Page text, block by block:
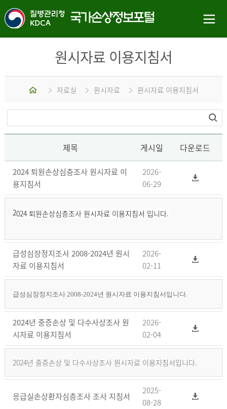
원시자료 이용지침서
홈 자료실 원시자료 원시자료 이용지침서
제목 게시일 다운로드
2024 퇴원손상심층조사 원시자료 이
용지침서
2026-
06-29
2024 퇴원손상심층조사 원시자료 이용지침서 입니다.
급성심장정지조사 2008-2024년 원시
자료 이용지침서
2026-
02-11
급성심장정지조사 2008-2024년 원시자료 이용지침서입니다.
2024년 중증손상 및 다수사상조사 원
시자료 이용지침서
2026-
02-04
2024년 중증손상 및 다수사상조사 원시자료 이용지침서입니다.
응급실손상환자심층조사 조사 지침서
2025-
08-28